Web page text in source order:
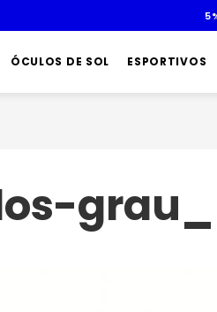
ÓCULOS DE SOL ESPORTIVOS